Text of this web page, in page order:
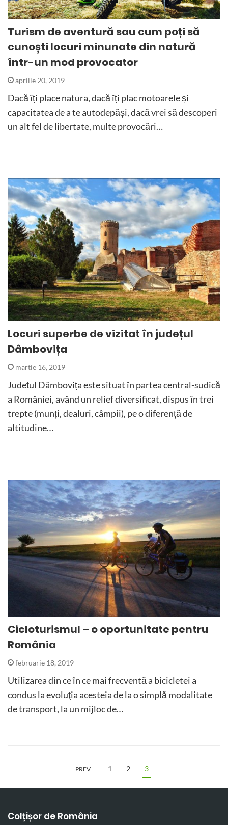
Turism de aventură sau cum poți să
cunoști locuri minunate din natură
într-un mod provocator
aprilie 20, 2019
Dacă îți place natura, dacă îți plac motoarele și
capacitatea de a te autodepăși, dacă vrei să descoperi
un alt fel de libertate, multe provocări…
Locuri superbe de vizitat în județul
Dâmbovița
martie 16, 2019
Județul Dâmbovița este situat în partea central-sudică
a României, având un relief diversificat, dispus în trei
trepte (munți, dealuri, câmpii), pe o diferență de
altitudine…
Cicloturismul – o oportunitate pentru
România
februarie 18, 2019
Utilizarea din ce în ce mai frecventă a bicicletei a
condus la evoluţia acesteia de la o simplă modalitate
de transport, la un mijloc de…
PREV 1 2 3
Colțișor de România